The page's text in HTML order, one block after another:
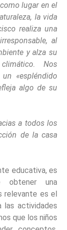
lugar en el
la vida
realiza una
al
y alza su
Nos
«espléndido
algo de su
a todos los
de la casa
educativa, es
obtener una
relevante es el
las actividades
que los niños